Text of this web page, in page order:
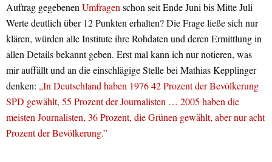
Auftrag gegebenenUmfragenschon seit Ende Juni bis Mitte Juli
Werte deutlich über 12 Punkten erhalten? Die Frage ließe sich nur
klären, würden alle Institute ihre Rohdaten und deren Ermittlung in
allen Details bekannt geben. Erst mal kann ich nur notieren, was
mir auffällt und an die einschlägige Stelle bei Mathias Kepplinger
denken: „In Deutschland haben 1976 42 Prozent der Bevölkerung
SPD gewählt, 55 Prozent der Journalisten … 2005 haben die
meisten Journalisten, 36 Prozent, die Grünen gewählt, aber nur acht
Prozent der Bevölkerung.”